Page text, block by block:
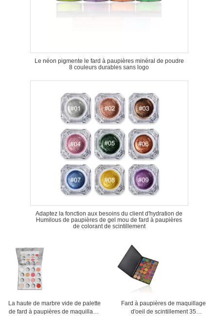
Le néon pigmente le fard à paupières minéral de poudre
8 couleurs durables sans logo
Adaptez la fonction aux besoins du client d'hydration de
Humilous de paupières de gel mou de fard à paupières
de colorant de scintillement
La haute de marbre vide de palette
de fard à paupières de maquillage
Fard à paupières de maquillage
d'oeil de scintillement 35